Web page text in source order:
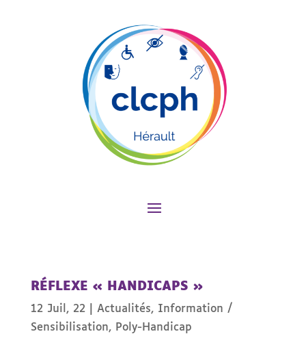
RÉFLEXE « HANDICAPS »
12 Juil, 22| Actualités, Information /
Sensibilisation, Poly-Handicap